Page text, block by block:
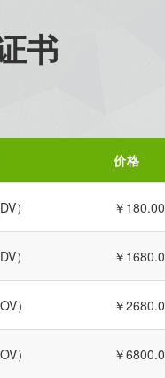
书
价格
） ￥
） ￥
） ￥
） ￥